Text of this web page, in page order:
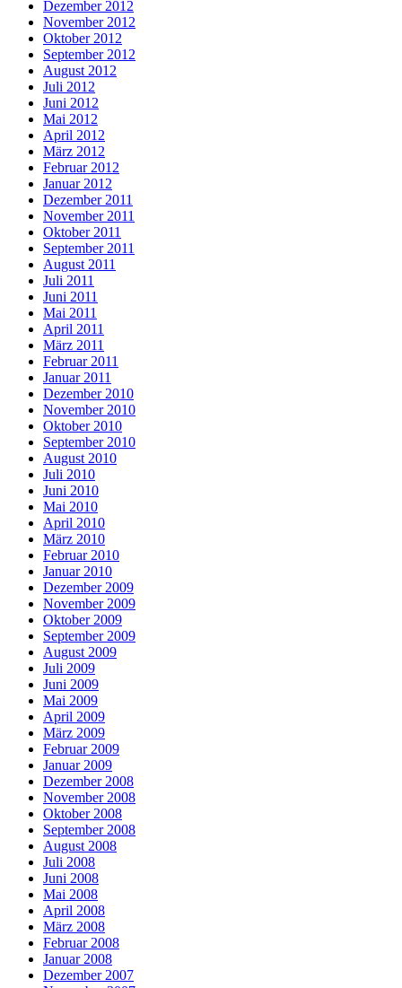
Dezember 2012
November 2012
Oktober 2012
September 2012
August 2012
Juli 2012
Juni 2012
Mai 2012
April 2012
März 2012
Februar 2012
Januar 2012
Dezember 2011
November 2011
Oktober 2011
September 2011
August 2011
Juli 2011
Juni 2011
Mai 2011
April 2011
März 2011
Februar 2011
Januar 2011
Dezember 2010
November 2010
Oktober 2010
September 2010
August 2010
Juli 2010
Juni 2010
Mai 2010
April 2010
März 2010
Februar 2010
Januar 2010
Dezember 2009
November 2009
Oktober 2009
September 2009
August 2009
Juli 2009
Juni 2009
Mai 2009
April 2009
März 2009
Februar 2009
Januar 2009
Dezember 2008
November 2008
Oktober 2008
September 2008
August 2008
Juli 2008
Juni 2008
Mai 2008
April 2008
März 2008
Februar 2008
Januar 2008
Dezember 2007